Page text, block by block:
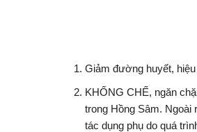
Giảm đường huyết,
KHỐNG CHẾ, ngăn
trong Hồng Sâm. Ngoài
tác dụng phụ do quá